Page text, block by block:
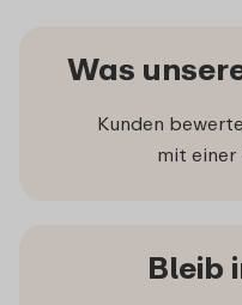
Was
Kunden
mit einer
Bleib